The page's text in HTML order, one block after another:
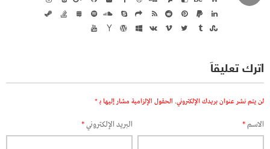
اترك تعليقاً
لن يتم نشر عنوان بريدك الإلكتروني. الحقول الإلزامية مشار إليها بـ *
الاسم* البريد الإلكتروني*